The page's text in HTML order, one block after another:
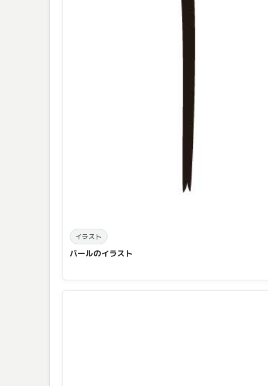
イラスト
バールのイラスト